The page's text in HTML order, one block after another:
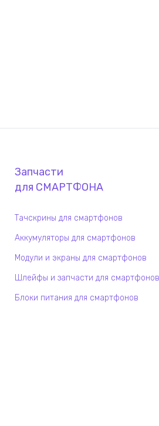
Запчасти
для СМАРТФОНА
Тачскрины для смартфонов
Аккумуляторы для смартфонов
Модули и экраны для смартфонов
Шлейфы и запчасти для смартфонов
Блоки питания для смартфонов